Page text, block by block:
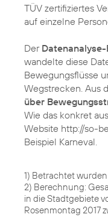
TÜV zertifiziertes
auf einzelne
Der
wandelte diese
Bewegungsflüsse
Wegstrecken. Aus
über
Wie das konkret
Website http://so-
Beispiel Karneval.
1) Betrachtet
2) Berechnung:
in die Stadtgebiete
Rosenmontag 2017